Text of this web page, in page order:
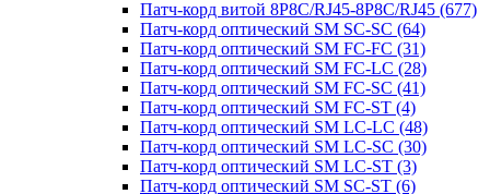
Патч-корд витой 8P8C/RJ45-8P8C/RJ45 (677)
Патч-корд оптический SM SC-SC (64)
Патч-корд оптический SM FC-FC (31)
Патч-корд оптический SM FC-LC (28)
Патч-корд оптический SM FC-SC (41)
Патч-корд оптический SM FC-ST (4)
Патч-корд оптический SM LC-LC (48)
Патч-корд оптический SM LC-SC (30)
Патч-корд оптический SM LC-ST (3)
Патч-корд оптический SM SC-ST (6)